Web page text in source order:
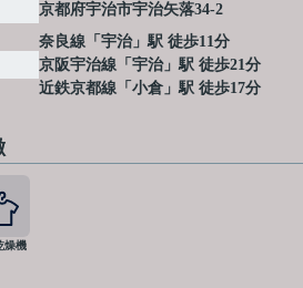
京都府宇治市宇治矢落34-2
奈良線 「 宇治」駅 徒歩11分
京阪宇治線 「 宇治」駅 徒歩21分
近鉄京都線 「 小倉 」駅 徒歩17分
燥機